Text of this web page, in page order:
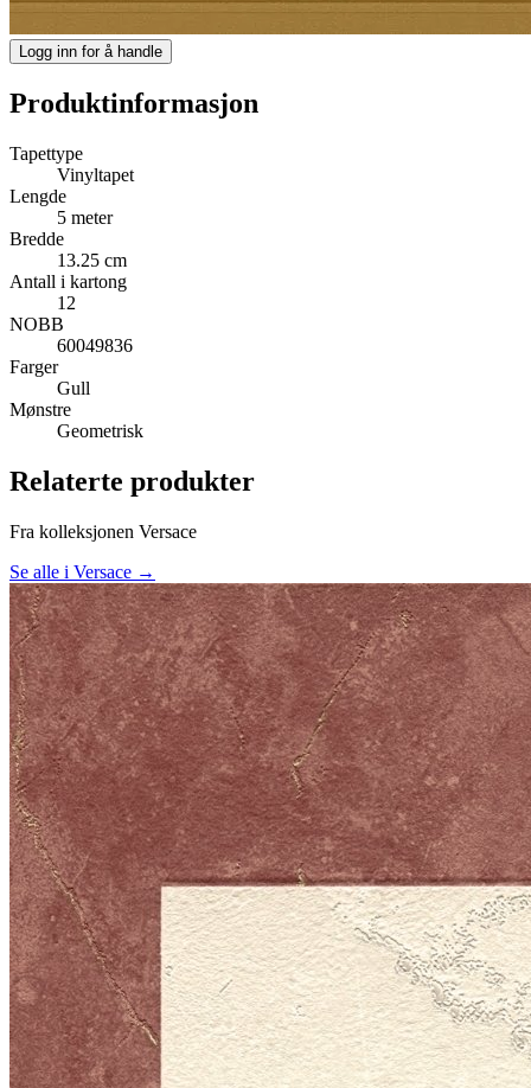
Logg inn for å handle
Produktinformasjon
Tapettype
Vinyltapet
Lengde
5 meter
Bredde
13.25 cm
Antall i kartong
12
NOBB
60049836
Farger
Gull
Mønstre
Geometrisk
Relaterte produkter
Fra kolleksjonen Versace
Se alle i Versace →